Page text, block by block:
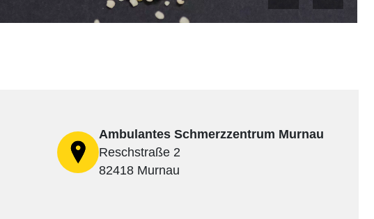
Ambulantes Schmerzzentrum Murnau
Reschstraße 2
82418 Murnau